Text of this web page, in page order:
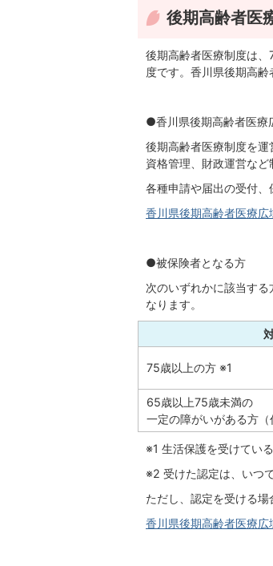
後期高齢者医
後期高齢者医療制度は
度です。香川県後期高齢
●香川県後期高齢者医療
後期高齢者医療制度を
資格管理、財政運営など
各種申請や届出の受付、
香川県後期高齢者医療広
●被保険者となる方
次のいずれかに該当す
なります。
75歳以上の方 ※1
65歳以上75歳未満の
一定の障がいがある方
※1 生活保護を受けてい
※2 受けた認定は、いつ
ただし、認定を受ける場
香川県後期高齢者医療広